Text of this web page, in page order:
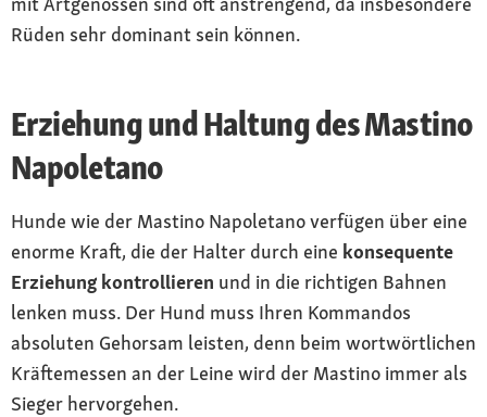
Rüden sehr dominant sein können.
Erziehung und Haltung des Mastino
Napoletano
Hunde wie der Mastino Napoletano verfügen über eine
enorme Kraft, die der Halter durch eine konsequente
Erziehung kontrollieren und in die richtigen Bahnen
lenken muss. Der Hund muss Ihren Kommandos
absoluten Gehorsam leisten, denn beim wortwörtlichen
Kräftemessen an der Leine wird der Mastino immer als
Sieger hervorgehen.